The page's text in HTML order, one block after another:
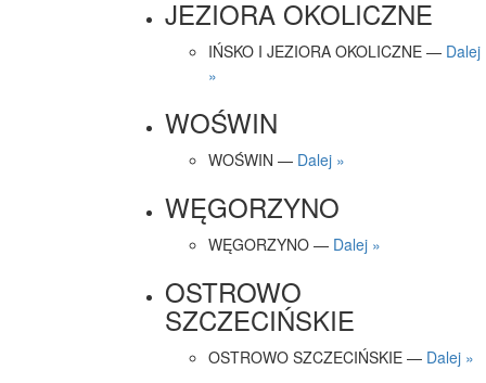
JEZIORA OKOLICZNE
IŃSKO I JEZIORA OKOLICZNE — Dalej
»
WOŚWIN
WOŚWIN — Dalej »
WĘGORZYNO
WĘGORZYNO — Dalej »
OSTROWO
SZCZECIŃSKIE
OSTROWO SZCZECIŃSKIE — Dalej »